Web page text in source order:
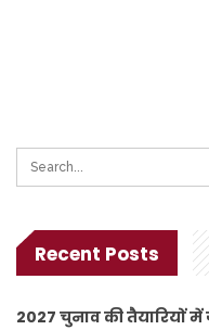
Recent Posts
2027 चुनाव की तैयारियों